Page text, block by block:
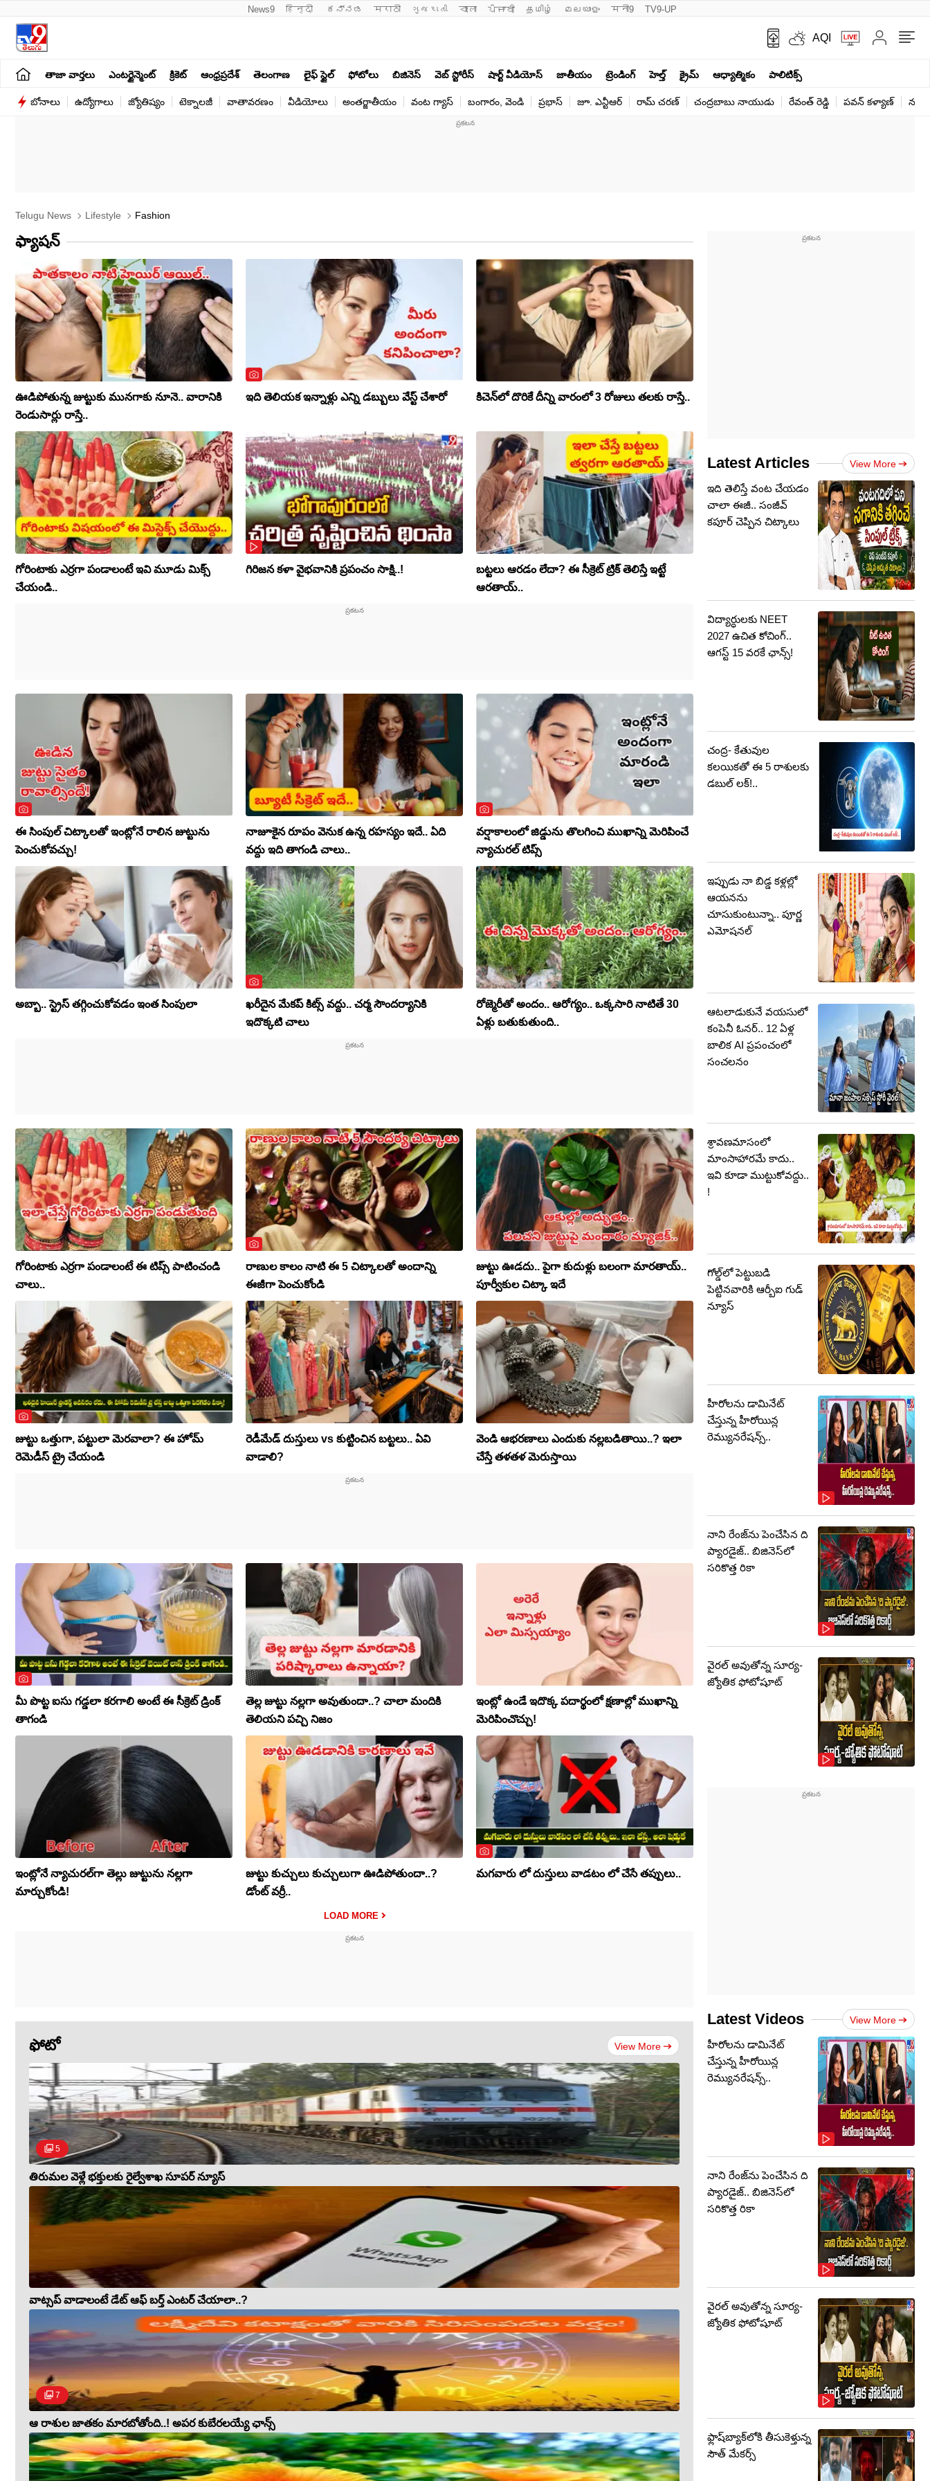
News9 हिन्दी ಕನ್ನಡ मराठी ગુજરાતી বাংলা ਪੰਜਾਬੀ தமிழ் മലയാളം मनी9 TV9-UP
AQI
తాజా వార్తలు ఎంటర్టైన్మెంట్ క్రికెట్ ఆంధ్రప్రదేశ్ తెలంగాణ లైఫ్ స్టైల్ ఫోటోలు బిజినెస్ వెబ్ స్టోరీస్ షార్ట్ వీడియోస్ జాతీయం ట్రెండింగ్ హెల్త్‌ క్రైమ్ ఆధ్యాత్మికం పాలిటిక్స్‌
బోనాలు ఉద్యోగాలు జ్యోతిష్యం టెక్నాలజీ వాతావరణం వీడియోలు అంతర్జాతీయం వంట గ్యాస్ బంగారం, వెండి ప్రభాస్ జూ. ఎన్టీఆర్ రామ్ చ‌ర‌ణ్‌ చంద్రబాబు నాయుడు రేవంత్ రెడ్డి పవన్ కళ్యాణ్
Telugu News Lifestyle Fashion
ఫ్యాషన్
ఊడిపోతున్న జుట్టుకు మునగాకు నూనె.. వారానికి
రెండుసార్లు రాస్తే..
ఇది తెలియక ఇన్నాళ్లు ఎన్ని డబ్బులు వేస్ట్ చేశారో కిచెన్‌లో దొరికే దీన్ని వారంలో 3 రోజులు తలకు రాస్తే..
గోరింటాకు ఎర్రగా పండాలంటే ఇవి మూడు మిక్స్
చేయండి..
గిరిజన కళా వైభవానికి ప్రపంచం సాక్షి..!
బట్టలు ఆరడం లేదా? ఈ సీక్రెట్ ట్రిక్ తెలిస్తే ఇట్టే
ఆరతాయ్..
ఈ సింపుల్ చిట్కాలతో ఇంట్లోనే రాలిన జుట్టును
పెంచుకోవచ్చు!
నాజూకైన రూపం వెనుక ఉన్న రహస్యం ఇదే.. ఏది
వద్దు ఇది తాగండి చాలు..
వర్షాకాలంలో జిడ్డును తొలగించి ముఖాన్ని మెరిపించే
న్యాచురల్ టిప్స్
అబ్బా.. స్ట్రెస్ తగ్గించుకోవడం ఇంత సింపులా
ఖరీదైన మేకప్ కిట్స్ వద్దు.. చర్మ సౌందర్యానికి
ఇదొక్కటి చాలు
రోజ్మెరీతో అందం.. ఆరోగ్యం.. ఒక్కసారి నాటితే 30
ఏళ్లు బతుకుతుంది..
గోరింటాకు ఎర్రగా పండాలంటే ఈ టిప్స్ పాటించండి
చాలు..
రాణుల కాలం నాటి ఈ 5 చిట్కాలతో అందాన్ని
ఈజీగా పెంచుకోండి
జుట్టు ఊడదు.. పైగా కుదుళ్లు బలంగా మారతాయ్..
పూర్వీకుల చిట్కా ఇదే
జుట్టు ఒత్తుగా, పట్టులా మెరవాలా? ఈ హోమ్
రెమెడీస్ ట్రై చేయండి
రెడీమేడ్ దుస్తులు vs కుట్టించిన బట్టలు.. ఏవి
వాడాలి?
వెండి ఆభరణాలు ఎందుకు నల్లబడితాయి..? ఇలా
చేస్తే తళతళ మెరుస్తాయి
మీ పొట్ట ఐసు గడ్డలా కరగాలి అంటే ఈ సీక్రెట్ డ్రింక్
తాగండి
తెల్ల జుట్టు నల్లగా అవుతుందా..? చాలా మందికి
తెలియని పచ్చి నిజం
ఇంట్లో ఉండే ఇదొక్క పదార్థంలో క్షణాల్లో ముఖాన్ని
మెరిపించొచ్చు!
ఇంట్లోనే న్యాచురల్‌గా తెల్లు జుట్టును నల్లగా
మార్చుకోండి!
జుట్టు కుచ్చులు కుచ్చులుగా ఊడిపోతుందా..?
డోంట్ వర్రీ..
మగవారు లో దుస్తులు వాడటం లో చేసే తప్పులు..
LOAD MORE
ఫోటో View More
5
తిరుమల వెళ్లే భక్తులకు రైల్వేశాఖ సూపర్ న్యూస్
వాట్సప్ వాడాలంటే డేట్ ఆఫ్ బర్త్ ఎంటర్ చేయాలా..?
7
ఆ రాశుల జాతకం మారబోతోంది..! అపర కుబేరలయ్యే ఛాన్స్
Latest Articles View More
ఇది తెలిస్తే వంట చేయడం
చాలా ఈజీ.. సంజీవ్
కపూర్ చెప్పిన చిట్కాలు
విద్యార్ధులకు NEET
2027 ఉచిత కోచింగ్‌..
ఆగస్ట్ 15 వరకే ఛాన్స్!
చంద్ర- కేతువుల
కలయికతో ఈ 5 రాశులకు
డబుల్ లక్!..
ఇప్పుడు నా బిడ్డ కళ్లల్లో
ఆయనను
చూసుకుంటున్నా.. పూర్ణ
ఎమోషనల్
ఆటలాడుకునే వయసులో
కంపెనీ ఓనర్.. 12 ఏళ్ల
బాలిక AI ప్రపంచంలో
సంచలనం
శ్రావణమాసంలో
మాంసాహారమే కాదు..
ఇవి కూడా ముట్టుకోవద్దు..
!
గోల్డ్‌లో పెట్టుబడి
పెట్టినవారికి ఆర్బీఐ గుడ్
న్యూస్
హీరోలను డామినేట్
చేస్తున్న హీరోయిన్ల
రెమ్యునరేషన్స్..
నాని రేంజ్‌ను పెంచేసిన ది
ప్యారడైజ్.. బిజినెస్‌లో
సరికొత్త రికా
వైరల్ అవుతోన్న సూర్య-
జ్యోతిక ఫోటోషూట్
Latest Videos View More
హీరోలను డామినేట్
చేస్తున్న హీరోయిన్ల
రెమ్యునరేషన్స్..
నాని రేంజ్‌ను పెంచేసిన ది
ప్యారడైజ్.. బిజినెస్‌లో
సరికొత్త రికా
వైరల్ అవుతోన్న సూర్య-
జ్యోతిక ఫోటోషూట్
ఫ్లాష్‌బ్యాక్‌లోకి తీసుకెళ్తున్న
సౌత్‌ మేకర్స్‌